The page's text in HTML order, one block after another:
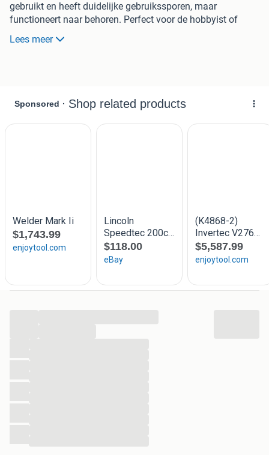
gebruikt en heeft duidelijke gebruikssporen, maar
functioneert naar behoren. Perfect voor de hobbyist of
professional die op zoek is naar een betrouwbaar en
betaalbaar lasapparaat. Wordt geleverd zoals afgebeeld,
Lees meer